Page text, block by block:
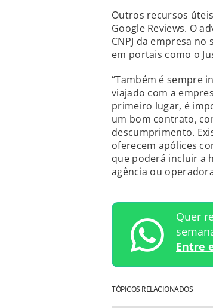
Outros recursos
Google Reviews. O
CNPJ da empresa
em portais como o
“Também é sempre
viajado com a
primeiro lugar, é
um bom contrato,
descumprimento.
oferecem apólices
que poderá incluir a
agência ou
Quer
Entre
TÓPICOS RELACIONADOS